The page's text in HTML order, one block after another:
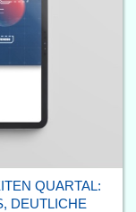
QUARTAL:
DEUTLICHE